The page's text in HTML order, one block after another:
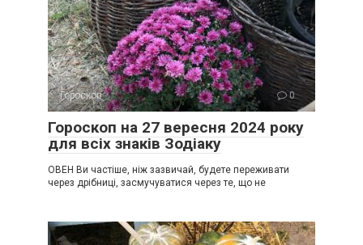
Гороскоп 0
Гороскоп на 27 вересня 2024 року
для всіх знаків Зодіаку
ОВЕН Ви частіше, ніж зазвичай, будете переживати
через дрібниці, засмучуватися через те, що не